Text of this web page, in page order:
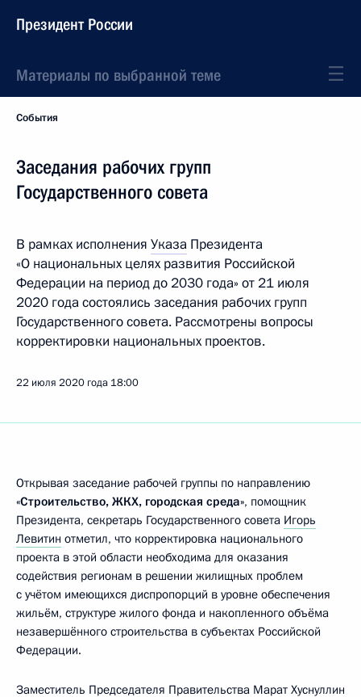
Президент России
Материалы по выбранной теме
События
Заседания рабочих групп
Государственного совета
В рамках исполнения Указа Президента
«О национальных целях развития Российской
Федерации на период до 2030 года» от 21 июля
2020 года состоялись заседания рабочих групп
Государственного совета. Рассмотрены вопросы
корректировки национальных проектов.
22 июля 2020 года 18:00
Открывая заседание рабочей группы по направлению
«Строительство, ЖКХ, городская среда», помощник
Президента, секретарь Государственного совета Игорь
Левитин отметил, что корректировка национального
проекта в этой области необходима для оказания
содействия регионам в решении жилищных проблем
с учётом имеющихся диспропорций в уровне обеспечения
жильём, структуре жилого фонда и накопленного объёма
незавершённого строительства в субъектах Российской
Федерации.
Заместитель Председателя Правительства Марат Хуснуллин